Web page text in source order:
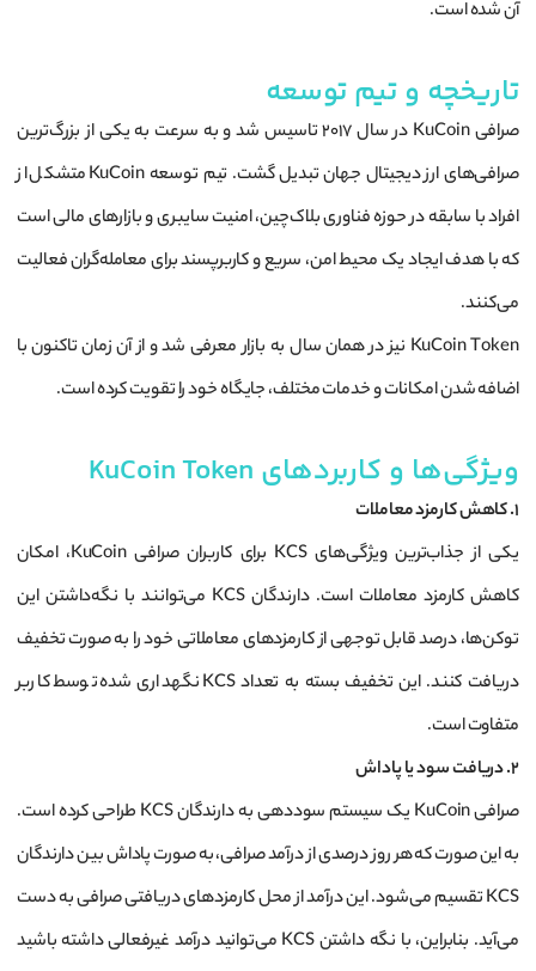
آن شده است.
تاریخچه و تیم توسعه
صرافی KuCoin در سال 2017 تاسیس شد و به سرعت به یکی از بزرگ‌ترین
صرافی‌های ارز دیجیتال جهان تبدیل گشت. تیم توسعه KuCoin متشکل از
افراد با سابقه در حوزه فناوری بلاک‌چین، امنیت سایبری و بازارهای مالی است
که با هدف ایجاد یک محیط امن، سریع و کاربرپسند برای معامله‌گران فعالیت
می‌کنند.
KuCoin Token نیز در همان سال به بازار معرفی شد و از آن زمان تاکنون با
اضافه شدن امکانات و خدمات مختلف، جایگاه خود را تقویت کرده است.
ویژگی‌ها و کاربردهای KuCoin Token
1. کاهش کارمزد معاملات
یکی از جذاب‌ترین ویژگی‌های KCS برای کاربران صرافی KuCoin، امکان
کاهش کارمزد معاملات است. دارندگان KCS می‌توانند با نگه‌داشتن این
توکن‌ها، درصد قابل توجهی از کارمزدهای معاملاتی خود را به صورت تخفیف
دریافت کنند. این تخفیف بسته به تعداد KCS نگهداری شده توسط کاربر
متفاوت است.
2. دریافت سود یا پاداش
صرافی KuCoin یک سیستم سوددهی به دارندگان KCS طراحی کرده است.
به این صورت که هر روز درصدی از درآمد صرافی، به صورت پاداش بین دارندگان
KCS تقسیم می‌شود. این درآمد از محل کارمزدهای دریافتی صرافی به دست
می‌آید. بنابراین، با نگه داشتن KCS می‌توانید درآمد غیرفعالی داشته باشید